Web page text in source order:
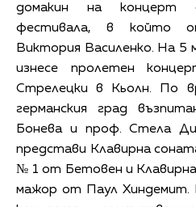
домакин на концерт
фестивала, в който
Виктория Василенко. На 5
изнесе пролетен
Стрелецки в Кьолн. По
германския град
Бонева и проф. Стела
представи Клавирна
№ 1 от Бетовен и
мажор от Паул